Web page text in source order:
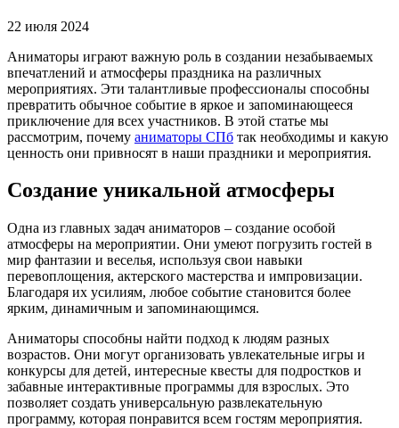
22 июля 2024
Аниматоры играют важную роль в создании незабываемых
впечатлений и атмосферы праздника на различных
мероприятиях. Эти талантливые профессионалы способны
превратить обычное событие в яркое и запоминающееся
приключение для всех участников. В этой статье мы
рассмотрим, почему аниматоры СПб так необходимы и какую
ценность они привносят в наши праздники и мероприятия.
Создание уникальной атмосферы
Одна из главных задач аниматоров – создание особой
атмосферы на мероприятии. Они умеют погрузить гостей в
мир фантазии и веселья, используя свои навыки
перевоплощения, актерского мастерства и импровизации.
Благодаря их усилиям, любое событие становится более
ярким, динамичным и запоминающимся.
Аниматоры способны найти подход к людям разных
возрастов. Они могут организовать увлекательные игры и
конкурсы для детей, интересные квесты для подростков и
забавные интерактивные программы для взрослых. Это
позволяет создать универсальную развлекательную
программу, которая понравится всем гостям мероприятия.